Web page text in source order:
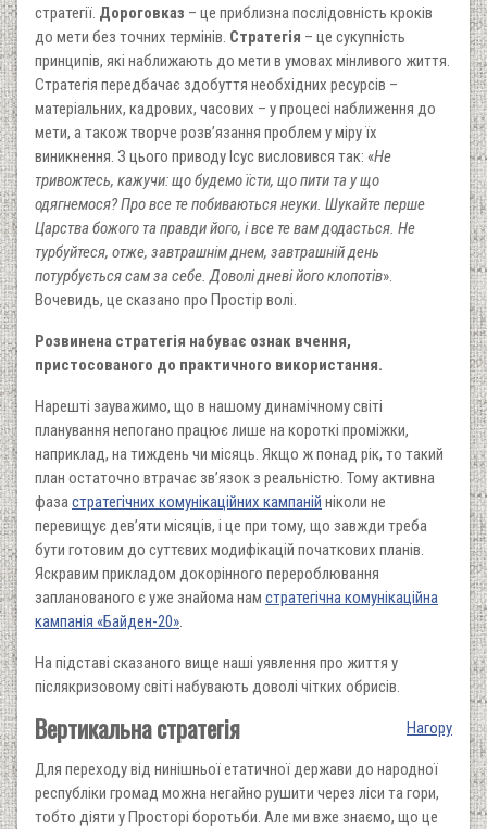
стратегії. Дороговказ – це приблизна послідовність кроків
до мети без точних термінів. Стратегія – це сукупність
принципів, які наближають до мети в умовах мінливого життя.
Стратегія передбачає здобуття необхідних ресурсів –
матеріальних, кадрових, часових – у процесі наближення до
мети, а також творче розв’язання проблем у міру їх
виникнення. З цього приводу Ісус висловився так: «Не
тривожтесь, кажучи: що будемо їсти, що пити та ущо
одягнемося? Про все те побиваються неуки. Шукайте перше
Царства божого та правди його, і все те вам додасться. Не
турбуйтеся, отже, завтрашнім днем, завтрашній день
потурбується сам за себе. Доволі дневі його клопотів».
Вочевидь, це сказано про Простір волі.
Розвинена стратегія набуває ознак вчення,
пристосованого до практичного використання.
Нарешті зауважимо, що в нашому динамічному світі
планування непогано працює лише на короткі проміжки,
наприклад, на тиждень чи місяць. Якщо ж понад рік, то такий
план остаточно втрачає зв’язок з реальністю. Тому активна
фазастратегічних комунікаційних кампаній ніколи не
перевищує дев’яти місяців, і це при тому, що завжди треба
бути готовим до суттєвих модифікацій початкових планів.
Яскравим прикладом докорінного перероблювання
запланованого є уже знайома нам стратегічна комунікаційна
кампанія «Байден-20».
На підставі сказаного вище наші уявлення про життя у
післякризовому світі набувають доволі чітких обрисів.
Нагору
Вертикальна стратегія
Для переходу від нинішньої етатичної держави до народної
республіки громад можна негайно рушити через ліси та гори,
тобто діяти у Просторі боротьби. Але ми вже знаємо, що це